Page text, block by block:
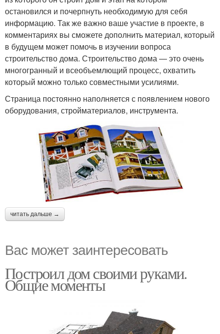
остановился и почерпнуть необходимую для себя
информацию. Так же важно ваше участие в проекте, в
комментариях вы сможете дополнить материал, который
в будущем может помочь в изучении вопроса
строительство дома. Строительство дома — это очень
многогранный и всеобъемлющий процесс, охватить
который можно только совместными усилиями.
Страница постоянно наполняется с появлением нового
оборудования, стройматериалов, инструмента.
читать дальше →
Вас может заинтересовать
Построил дом своими руками.
Общие моменты